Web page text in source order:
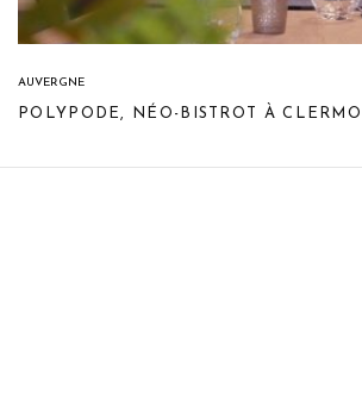
AUVERGNE
POLYPODE, NÉO-BISTROT À